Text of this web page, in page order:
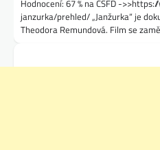
Hodnocení: 67 % na ČSFD -
janzurka/prehled/ „Janžurka“ je
Theodora Remundová. Film se